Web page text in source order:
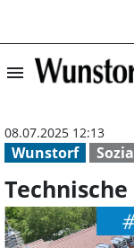
menu
Wunstorf
08.07.2025 12:13